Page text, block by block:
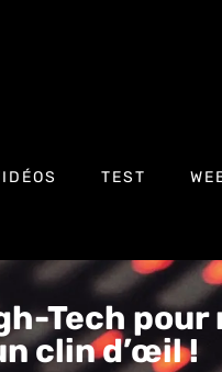
TEST
Tech
clin d’œil !